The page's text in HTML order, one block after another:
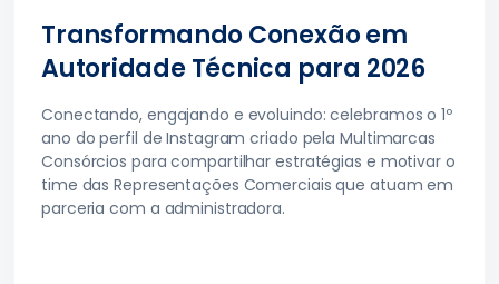
Transformando Conexão em
Autoridade Técnica para 2026
Conectando, engajando e evoluindo: celebramos o 1º
ano do perfil de Instagram criado pela Multimarcas
Consórcios para compartilhar estratégias e motivar o
time das Representações Comerciais que atuam em
parceria com a administradora.